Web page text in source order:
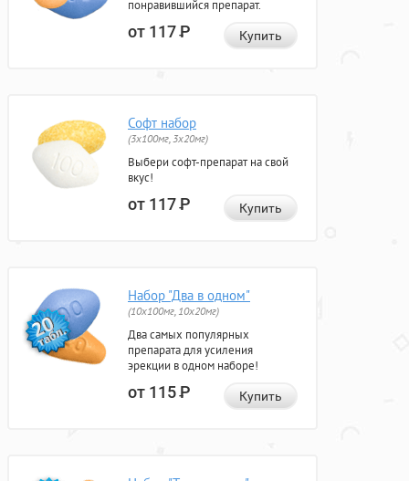
понравившийся препарат.
от 117Р Купить
Софт набор
(3x100мг, 3x20мг)
Выбери софт-препарат на свой
вкус!
от 117Р Купить
Набор "Два в одном"
(10x100мг, 10x20мг)
Два самых популярных
препарата для усиления
эрекции в одном наборе!
от 115Р Купить